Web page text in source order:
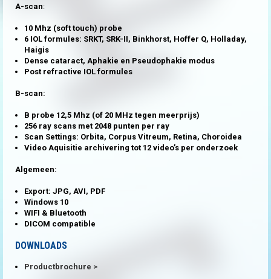
A-scan:
10 Mhz (soft touch) probe
6 IOL formules: SRKT, SRK-II, Binkhorst, Hoffer Q, Holladay,
Haigis
Dense cataract, Aphakie en Pseudophakie modus
Post refractive IOL formules
B-scan:
B probe 12,5 Mhz (of 20 MHz tegen meerprijs)
256 ray scans met 2048 punten per ray
Scan Settings: Orbita, Corpus Vitreum, Retina, Choroidea
Video Aquisitie archivering tot 12 video’s per onderzoek
Algemeen:
Export: JPG, AVI, PDF
Windows 10
WIFI & Bluetooth
DICOM compatible
DOWNLOADS
Productbrochure